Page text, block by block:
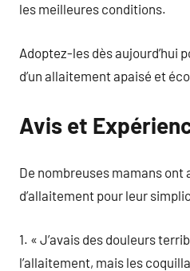
les meilleures conditions.
Adoptez-les dès aujourd’hui
d’un allaitement apaisé et
Avis et
De nombreuses mamans ont
d’allaitement pour leur
1. « J’avais des douleurs
l’allaitement, mais les